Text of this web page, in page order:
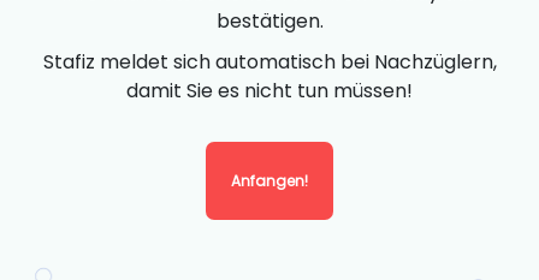
bestätigen.
Stafiz meldet sich automatisch bei Nachzüglern,
damit Sie es nicht tun müssen!
Anfangen!